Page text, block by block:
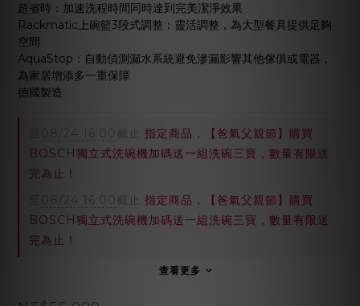
超省時：加速洗程時間同時達到完美潔淨效果
Rackmatic上碗籃3段式調整：靈活調整，為大型餐具提供足夠
空間
AquaStop：自動偵測漏水系統避免滲漏影響其他傢俱或電器，
為家居增添多一重保障
德國製造
08/24 16:00 截止
指定商品，【爸氣父親節】購買
BOSCH獨立式洗碗機加碼送一組洗碗三寶，數量有限送
完為止！
08/24 16:00 截止
指定商品，【爸氣父親節】購買
BOSCH獨立式洗碗機加碼送一組洗碗三寶，數量有限送
完為止！
查看更多